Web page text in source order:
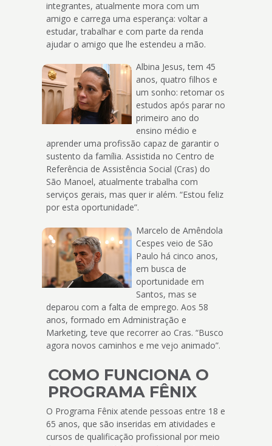
integrantes, atualmente mora com um
amigo e carrega uma esperança: voltar a
estudar, trabalhar e com parte da renda
ajudar o amigo que lhe estendeu a mão.
Albina Jesus, tem 45
anos, quatro filhos e
um sonho: retomar os
estudos após parar no
primeiro ano do
ensino médio e
aprender uma profissão capaz de garantir o
sustento da família. Assistida no Centro de
Referência de Assistência Social (Cras) do
São Manoel, atualmente trabalha com
serviços gerais, mas quer ir além. “Estou feliz
por esta oportunidade”.
Marcelo de Amêndola
Cespes veio de São
Paulo há cinco anos,
em busca de
oportunidade em
Santos, mas se
deparou com a falta de emprego. Aos 58
anos, formado em Administração e
Marketing, teve que recorrer ao Cras. “Busco
agora novos caminhos e me vejo animado”.
COMO FUNCIONA O
PROGRAMA FÊNIX
O Programa Fênix atende pessoas entre 18 e
65 anos, que são inseridas em atividades e
cursos de qualificação profissional por meio